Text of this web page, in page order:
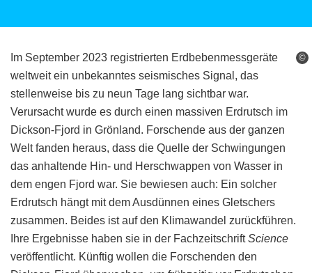
Im September 2023 registrierten Erdbebenmessgeräte
weltweit ein unbekanntes seismisches Signal, das
stellenweise bis zu neun Tage lang sichtbar war.
Verursacht wurde es durch einen massiven Erdrutsch im
Dickson-Fjord in Grönland. Forschende aus der ganzen
Welt fanden heraus, dass die Quelle der Schwingungen
das anhaltende Hin- und Herschwappen von Wasser in
dem engen Fjord war. Sie bewiesen auch: Ein solcher
Erdrutsch hängt mit dem Ausdünnen eines Gletschers
zusammen. Beides ist auf den Klimawandel zurückführen.
Ihre Ergebnisse haben sie in der FachzeitschriftScience
veröffentlicht. Künftig wollen die Forschenden den
©